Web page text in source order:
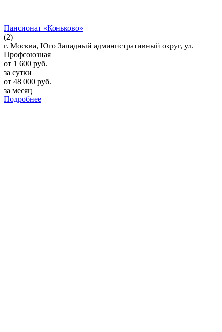
Пансионат «Коньково»
(2)
г. Москва, Юго-Западный административный округ, ул.
Профсоюзная
от 1 600 руб.
за сутки
от 48 000 руб.
за месяц
Подробнее